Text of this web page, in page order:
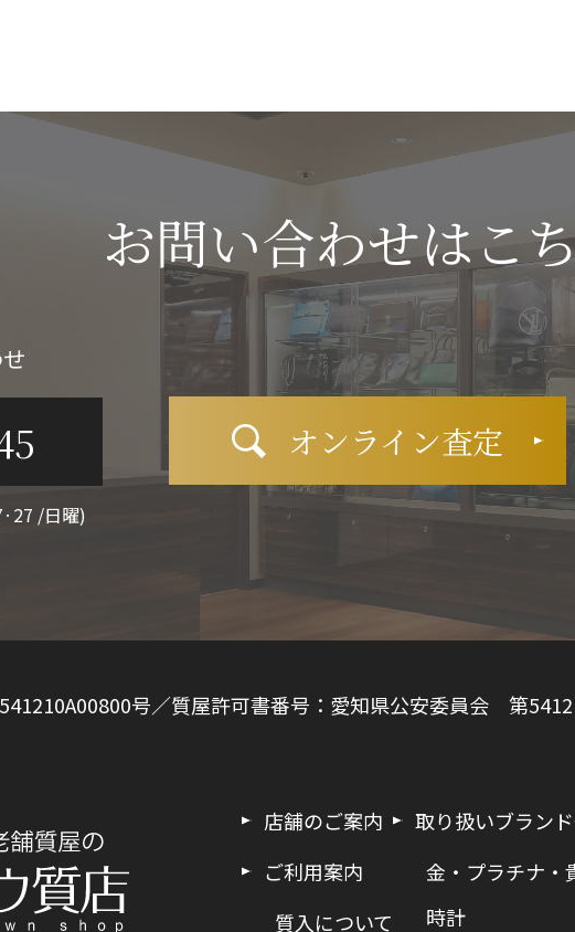
お問い合わせはこ
/日曜)
オンライン査定
号／質屋許可書番号：愛知県公安委員会 第
店舗のご案内
ご利用案内
質入について
取り扱いブラン
金・プラチナ・
時計